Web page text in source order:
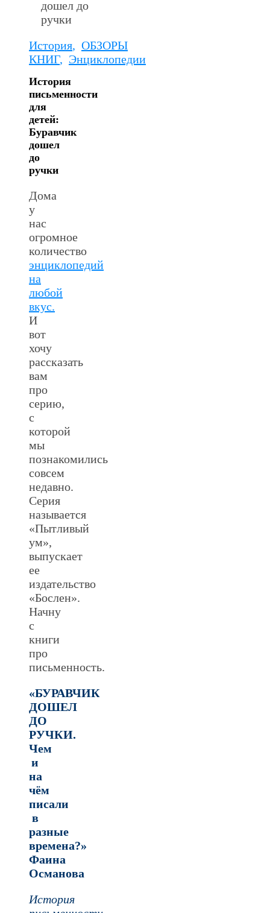
История, ОБЗОРЫ
КНИГ, Энциклопедии
История
письменности
для
детей:
Буравчик
дошел
до
ручки
Дома
у
нас
огромное
количество
энциклопедий
на
любой
вкус.
И
вот
хочу
рассказать
вам
про
серию,
с
которой
мы
познакомились
совсем
недавно.
Серия
называется
«Пытливый
ум»,
выпускает
ее
издательство
«Бослен».
Начну
с
книги
про
письменность.
«БУРАВЧИК
ДОШЕЛ
ДО
РУЧКИ.
Чем
и
на
чём
писали
в
разные
времена?»
Фаина
Османова
История